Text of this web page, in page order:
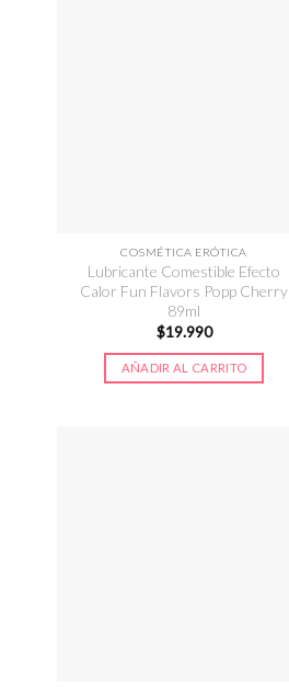
COSMÉTICA ERÓTICA
Lubricante Comestible Efecto
Calor Fun Flavors Popp Cherry
89ml
$19.990
AÑADIR AL CARRITO